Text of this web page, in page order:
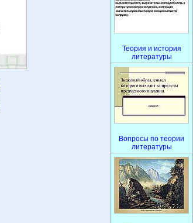
Теория и история
литературы
Вопросы по теории
литературы